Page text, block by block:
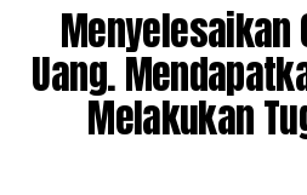
Menyelesaikan
Uang.
Melakukan